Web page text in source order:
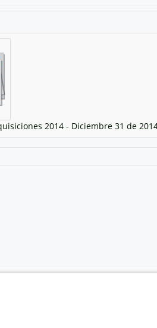
2014 - Diciembre 31 de